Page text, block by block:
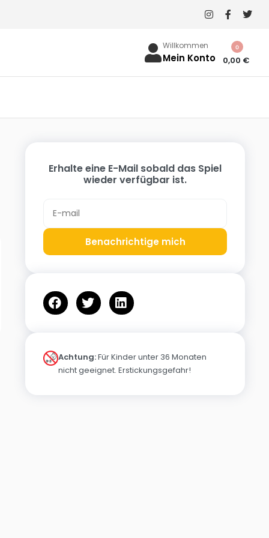
Willkommen
Mein Konto 0,00 €
0
Erhalte eine E-Mail sobald das Spiel
wieder verfügbar ist.
Benachrichtige mich
Achtung:Für Kinder unter 36 Monaten
nicht geeignet. Erstickungsgefahr!